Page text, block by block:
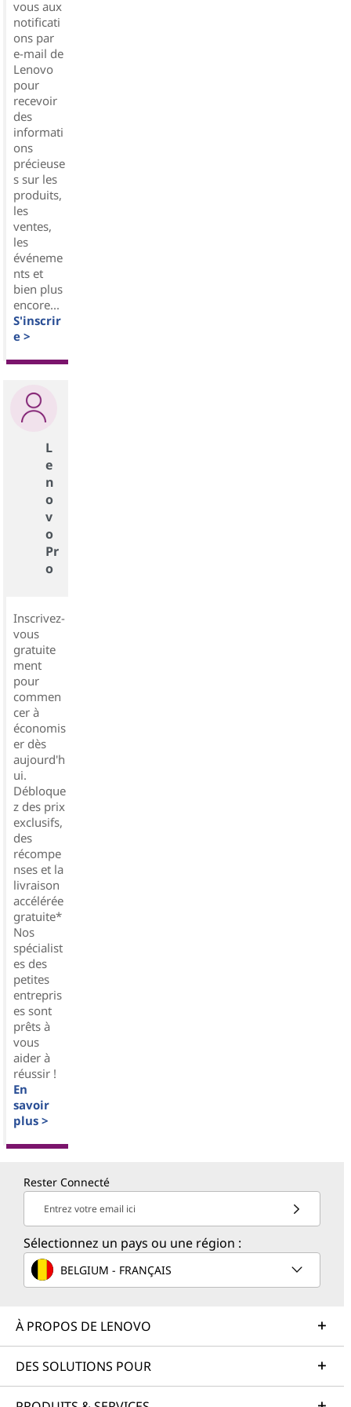
vous aux
notificati
ons par
e-mail de
Lenovo
pour
recevoir
des
informati
ons
précieuse
s sur les
produits,
les
ventes,
les
événeme
nts et
bien plus
encore...
S'inscrir
e >
L
e
n
o
v
o
Pr
o
Inscrivez-
vous
gratuite
ment
pour
commen
cer à
économis
er dès
aujourd'h
ui.
Débloque
z des prix
exclusifs,
des
récompe
nses et la
livraison
accélérée
gratuite*
Nos
spécialist
es des
petites
entrepris
es sont
prêts à
vous
aider à
réussir !
En
savoir
plus >
Rester Connecté
Entrez votre email ici
Sélectionnez un pays ou une région :
BELGIUM - FRANÇAIS
À PROPOS DE LENOVO
DES SOLUTIONS POUR